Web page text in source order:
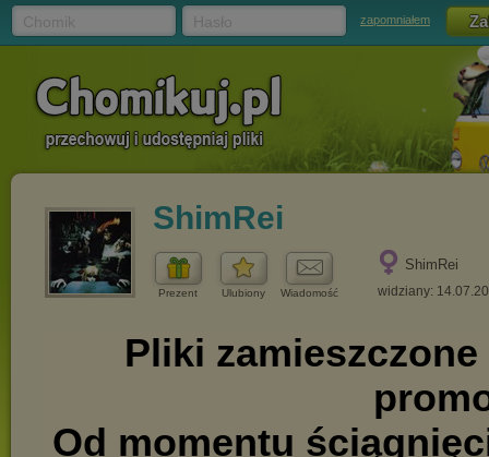
zapomniałem
ShimRei
Prezent Ulubiony Wiadomość
ShimRei
widziany: